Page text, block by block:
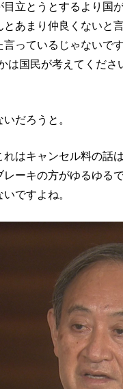
立とうとするより国
あまり仲良くないと
っているじゃないで
は国民が考えてくだ
だろうと。
はキャンセル料の話
ーキの方がゆるゆる
ですよね。